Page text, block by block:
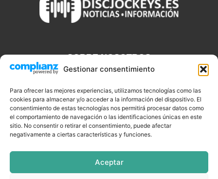
Gestionar consentimiento
Para ofrecer las mejores experiencias, utilizamos tecnologías como las
cookies para almacenar y/o acceder a la información del dispositivo. El
consentimiento de estas tecnologías nos permitirá procesar datos como
el comportamiento de navegación o las identificaciones únicas en este
sitio. No consentir o retirar el consentimiento, puede afectar
negativamente a ciertas características y funciones.
Aceptar
SOBRE NOSOTROS
que necesitas saber sobre noticias, novedades, tecnologías y
aplicaciones que te ayudaran a ser un mejor Djs.
SÍGUENOS